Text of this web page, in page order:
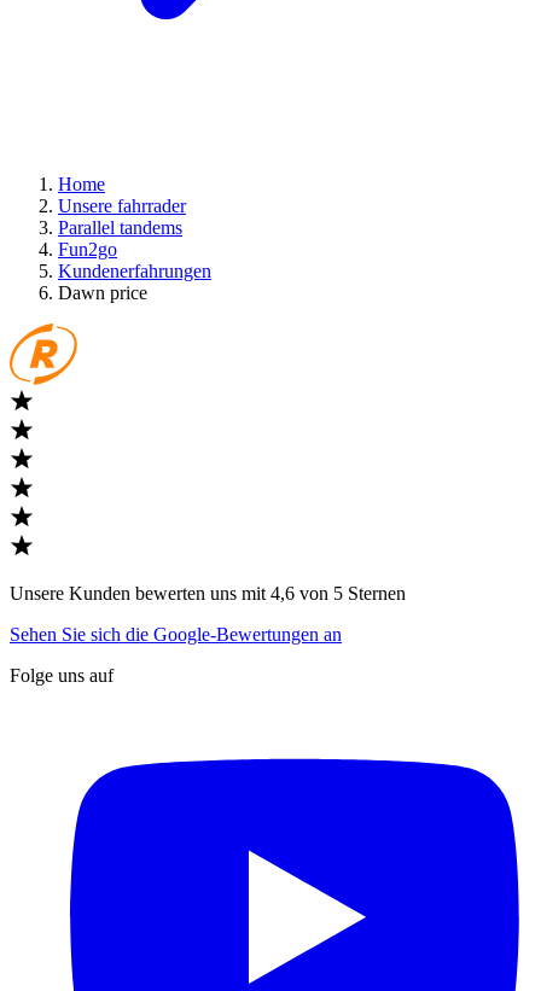
Home
Unsere fahrrader
Parallel tandems
Fun2go
Kundenerfahrungen
Dawn price
Unsere Kunden bewerten uns mit 4,6 von 5 Sternen
Sehen Sie sich die Google-Bewertungen an
Folge uns auf